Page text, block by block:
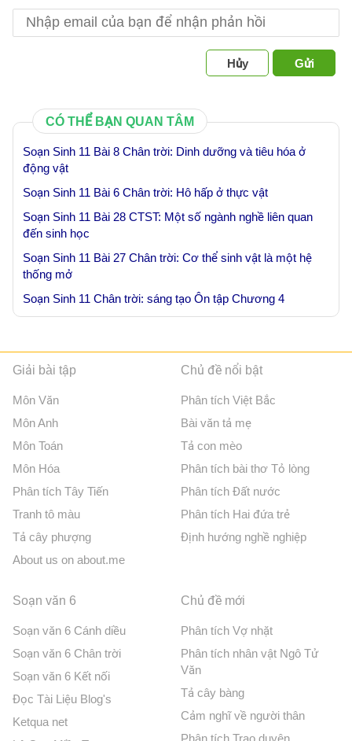
Hủy Gửi
CÓ THỂ BẠN QUAN TÂM
Soạn Sinh 11 Bài 8 Chân trời: Dinh dưỡng và tiêu hóa ở
động vật
Soạn Sinh 11 Bài 6 Chân trời: Hô hấp ở thực vật
Soạn Sinh 11 Bài 28 CTST: Một số ngành nghề liên quan
đến sinh học
Soạn Sinh 11 Bài 27 Chân trời: Cơ thể sinh vật là một hệ
thống mở
Soạn Sinh 11 Chân trời: sáng tạo Ôn tập Chương 4
Giải bài tập
Môn Văn
Môn Anh
Môn Toán
Môn Hóa
Phân tích Tây Tiến
Tranh tô màu
Tả cây phượng
About us on about.me
Chủ đề nổi bật
Phân tích Việt Bắc
Bài văn tả mẹ
Tả con mèo
Phân tích bài thơ Tỏ lòng
Phân tích Đất nước
Phân tích Hai đứa trẻ
Định hướng nghề nghiệp
Soạn văn 6
Soạn văn 6 Cánh diều
Soạn văn 6 Chân trời
Soạn văn 6 Kết nối
Đọc Tài Liệu Blog's
Ketqua net
Chủ đề mới
Phân tích Vợ nhặt
Phân tích nhân vật Ngô Tử
Văn
Tả cây bàng
Cảm nghĩ về người thân
Phân tích Trao duyên